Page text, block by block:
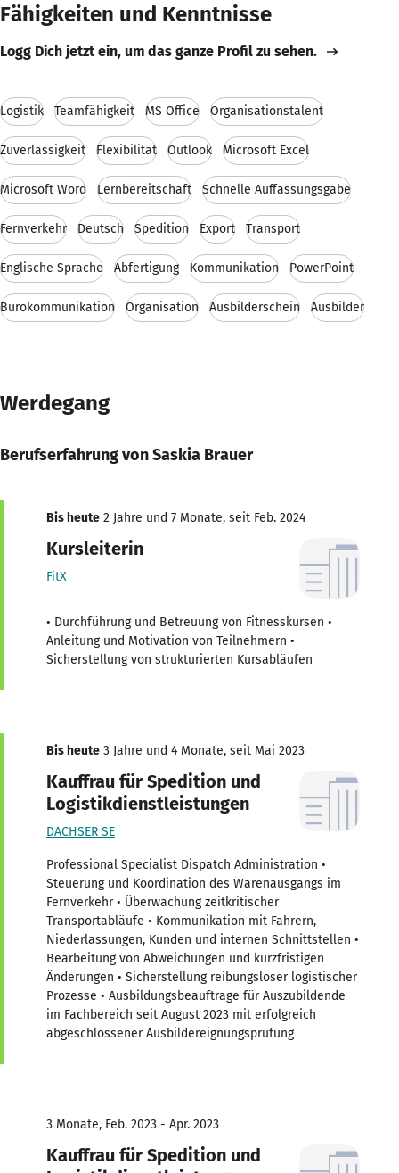
Fähigkeiten und Kenntnisse
Logg Dich jetzt ein, um das ganze Profil zu sehen.
Logistik Teamfähigkeit MS Office Organisationstalent
Zuverlässigkeit Flexibilität Outlook Microsoft Excel
Microsoft Word Lernbereitschaft Schnelle Auffassungsgabe
Fernverkehr Deutsch Spedition Export Transport
Englische Sprache Abfertigung Kommunikation PowerPoint
Bürokommunikation Organisation Ausbilderschein Ausbilder
Werdegang
Berufserfahrung von Saskia Brauer
Bis heute 2 Jahre und 7 Monate, seit Feb. 2024
Kursleiterin
FitX
• Durchführung und Betreuung von Fitnesskursen •
Anleitung und Motivation von Teilnehmern •
Sicherstellung von strukturierten Kursabläufen
Bis heute 3 Jahre und 4 Monate, seit Mai 2023
Kauffrau für Spedition und
Logistikdienstleistungen
DACHSER SE
Professional Specialist Dispatch Administration •
Steuerung und Koordination des Warenausgangs im
Fernverkehr • Überwachung zeitkritischer
Transportabläufe • Kommunikation mit Fahrern,
Niederlassungen, Kunden und internen Schnittstellen •
Bearbeitung von Abweichungen und kurzfristigen
Änderungen • Sicherstellung reibungsloser logistischer
Prozesse • Ausbildungsbeauftrage für Auszubildende
im Fachbereich seit August 2023 mit erfolgreich
abgeschlossener Ausbildereignungsprüfung
3 Monate, Feb. 2023 - Apr. 2023
Kauffrau für Spedition und